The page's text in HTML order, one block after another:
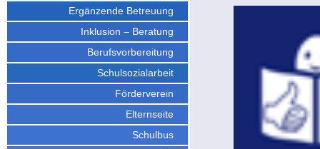
Ergänzende Betreuung
Inklusion – Beratung
Berufsvorbereitung
Schulsozialarbeit
Förderverein
Elternseite
Schulbus